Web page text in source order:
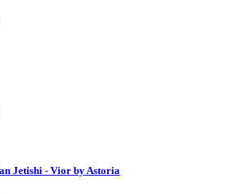
Jetishi - Vior by Astoria